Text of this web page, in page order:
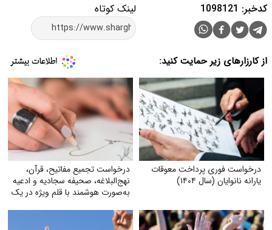
لینک کوتاه کدخبر: 1098121
از کارزارهای زیر حمایت کنید:
درخواست فوری پرداخت معوقات
یارانه نانوایان (سال ۱۴۰۴)
درخواست تجمیع مفاتیح، قرآن،
نهج‌البلاغه، صحیفه سجادیه و ادعیه
به‌صورت هوشمند با قلم ویژه در یک